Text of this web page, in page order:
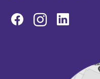
Instagram